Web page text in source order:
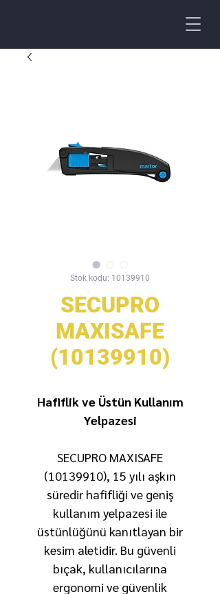
Stok kodu: 10139910
SECUPRO
MAXISAFE
(10139910)
Hafiflik ve Üstün Kullanım
Yelpazesi
SECUPRO MAXISAFE
(10139910), 15 yılı aşkın
süredir hafifliği ve geniş
kullanım yelpazesi ile
üstünlüğünü kanıtlayan bir
kesim aletidir. Bu güvenli
bıçak, kullanıcılarına
ergonomi ve güvenlik